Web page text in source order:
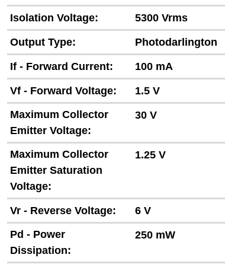
Isolation Voltage: 5300 Vrms
Output Type: Photodarlington
If - Forward Current: 100 mA
Vf - Forward Voltage:
1.5 V
Maximum Collector
Emitter Voltage:
30 V
Maximum Collector
Emitter Saturation
Voltage:
1.25 V
Vr - Reverse Voltage:
6 V
Pd - Power
Dissipation:
250 mW